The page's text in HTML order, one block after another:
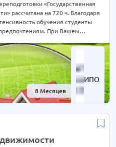
ИПО
8 Месяцев -61%
«Государственная
рассчитана на 720 ч. Благодаря
обучения студенты
При Вашем
телефону на сайте или отправьте